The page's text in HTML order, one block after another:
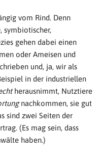
vom Rind. Denn
symbiotischer,
gehen dabei einen
oder Ameisen und
und, ja, wir als
in der industriellen
herausnimmt, Nutztiere
nachkommen, sie gut
sind zwei Seiten der
(Es mag sein, dass
haben.)